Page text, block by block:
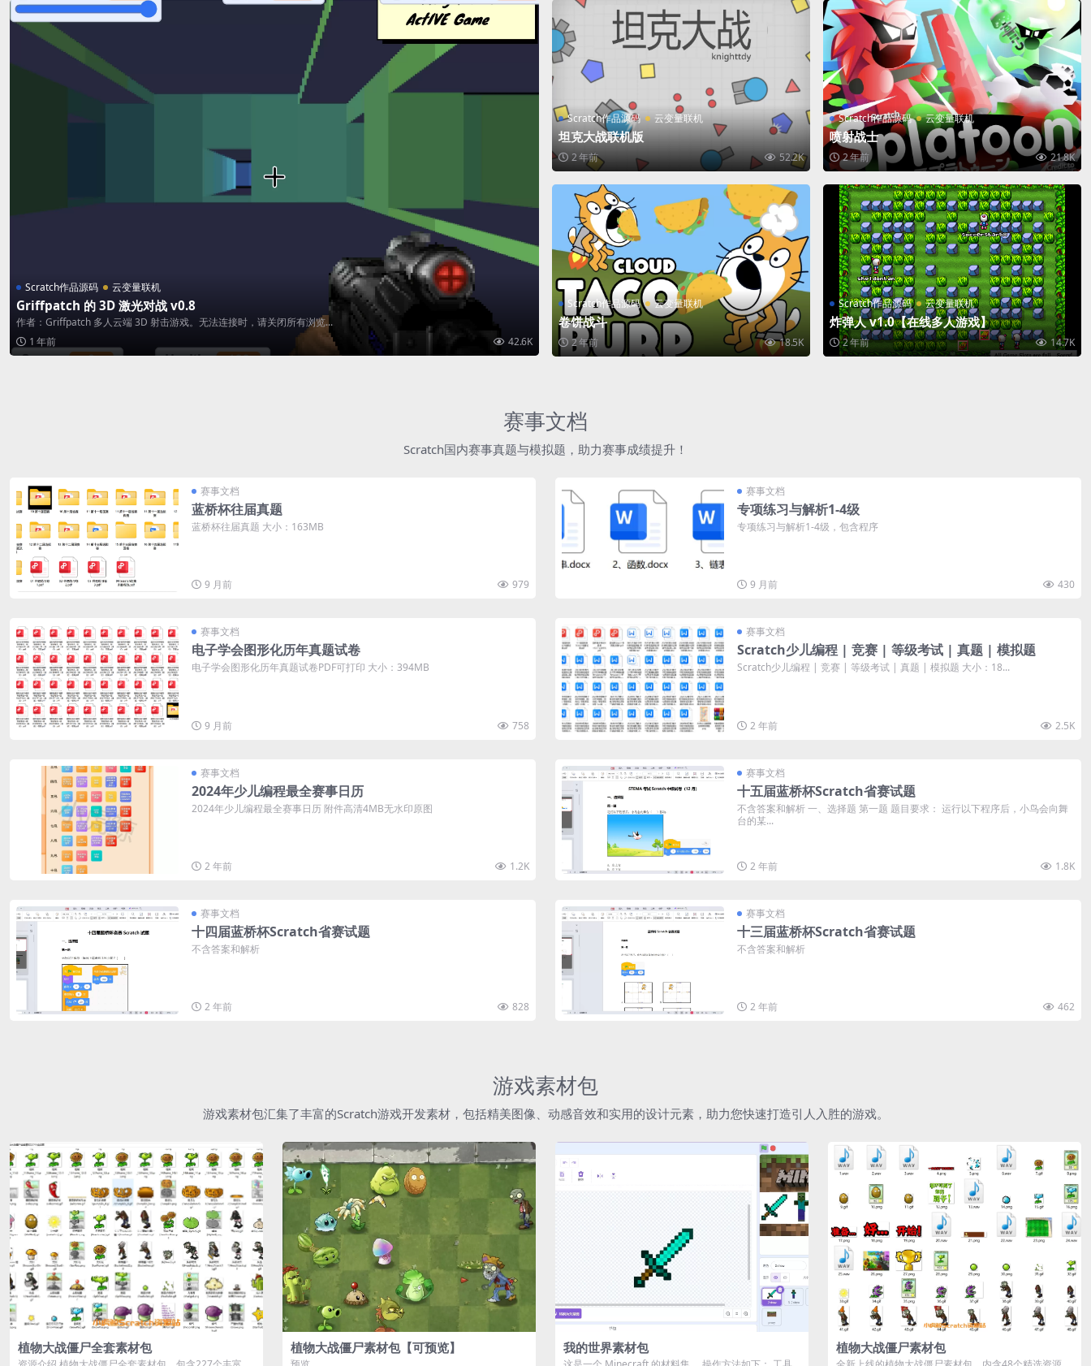
Scratch作品源码 云变量联机
Griffpatch 的 3D 激光对战 v0.8
作者：Griffpatch 多人云端 3D 射击游戏。无法连接时，请关闭所有浏览...
1 年前
42.6K
Scratch作品源码 云变量联机
坦克大战联机版
2 年前 52.2K
Scratch作品源码 云变量联机
喷射战士
2 年前 21.8K
Scratch作品源码 云变量联机
卷饼战斗
2 年前 18.5K
Scratch作品源码 云变量联机
炸弹人 v1.0【在线多人游戏】
2 年前 14.7K
赛事文档
Scratch国内赛事真题与模拟题，助力赛事成绩提升！
赛事文档
蓝桥杯往届真题
蓝桥杯往届真题 大小：163MB
9 月前 979
赛事文档
专项练习与解析1-4级
专项练习与解析1-4级，包含程序
9 月前 430
赛事文档
电子学会图形化历年真题试卷
电子学会图形化历年真题试卷PDF可打印 大小：394MB
9 月前 758
赛事文档
Scratch少儿编程 | 竞赛 | 等级考试 | 真题 | 模拟题
Scratch少儿编程 | 竞赛 | 等级考试 | 真题 | 模拟题 大小：18...
2 年前 2.5K
赛事文档
2024年少儿编程最全赛事日历
2024年少儿编程最全赛事日历 附件高清4MB无水印原图
2 年前 1.2K
赛事文档
十五届蓝桥杯Scratch省赛试题
不含答案和解析 一、选择题 第一题 题目要求： 运行以下程序后，小鸟会向舞
台的某...
2 年前 1.8K
赛事文档
十四届蓝桥杯Scratch省赛试题
不含答案和解析
2 年前 828
赛事文档
十三届蓝桥杯Scratch省赛试题
不含答案和解析
2 年前 462
游戏素材包
游戏素材包汇集了丰富的Scratch游戏开发素材，包括精美图像、动感音效和实用的设计元素，助力您快速打造引人入胜的游戏。
植物大战僵尸全套素材包 植物大战僵尸素材包【可预览】 我的世界素材包 植物大战僵尸素材包